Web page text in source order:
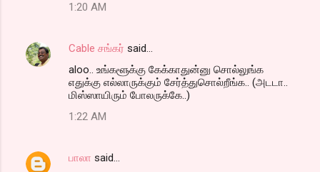
1:20 AM
Cable சங்கர் said…
aloo.. உங்களூக்கு கேக்காதுன்னு சொல்லுங்க
எதுக்கு எல்லாருக்கும் சேர்த்துசொல்றீங்க.. (அடடா..
மிஸ்ஸாயிரும் போலருக்கே..)
1:22 AM
பாலா said…